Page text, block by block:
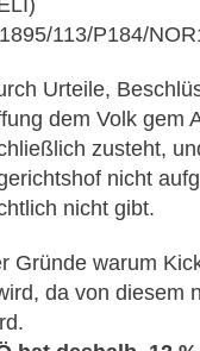
113/P184/
Urteile,
dem Volk gem
zusteht,
nicht
nicht gibt.
Gründe warum
da von diesem